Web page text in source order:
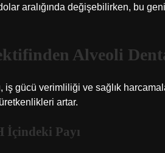
aralığında değişebilirken, bu
Alveoli
iş gücü verimliliği ve sağlık
artar.
İçindeki Payı